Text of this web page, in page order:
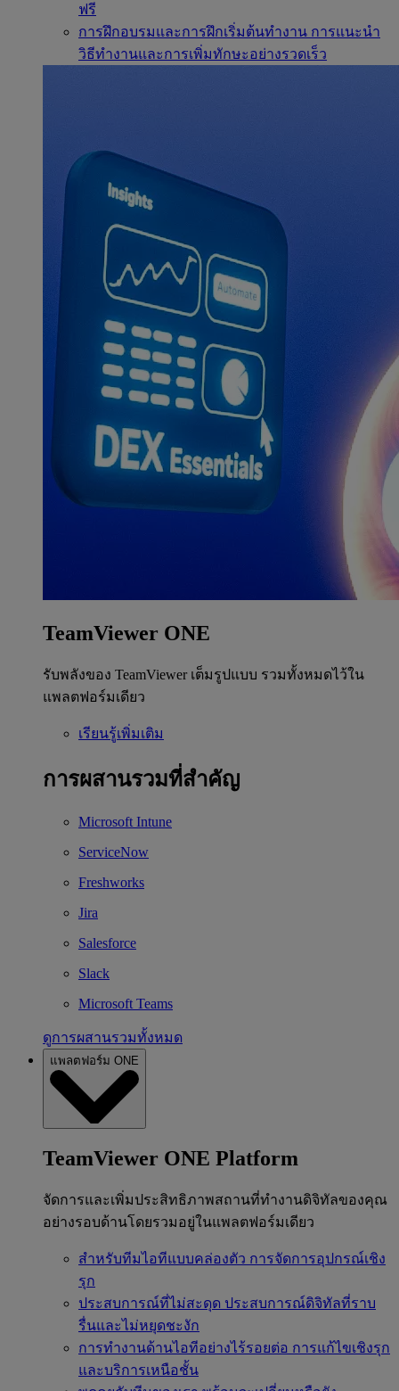
ฟรี
การฝึกอบรมและการฝึกเริ่มต้นทำงาน การแนะนำ
วิธีทำงานและการเพิ่มทักษะอย่างรวดเร็ว
TeamViewer ONE
รับพลังของ TeamViewer เต็มรูปแบบ รวมทั้งหมดไว้ใน
แพลตฟอร์มเดียว
เรียนรู้เพิ่มเติม
การผสานรวมที่สำคัญ
Microsoft Intune
ServiceNow
Freshworks
Jira
Salesforce
Slack
Microsoft Teams
ดูการผสานรวมทั้งหมด
แพลตฟอร์ม ONE
TeamViewer ONE Platform
จัดการและเพิ่มประสิทธิภาพสถานที่ทำงานดิจิทัลของคุณ
อย่างรอบด้านโดยรวมอยู่ในแพลตฟอร์มเดียว
สำหรับทีมไอทีแบบคล่องตัว การจัดการอุปกรณ์เชิง
รุก
ประสบการณ์ที่ไม่สะดุด ประสบการณ์ดิจิทัลที่ราบ
รื่นและไม่หยุดชะงัก
การทำงานด้านไอทีอย่างไร้รอยต่อ การแก้ไขเชิงรุก
และบริการเหนือชั้น